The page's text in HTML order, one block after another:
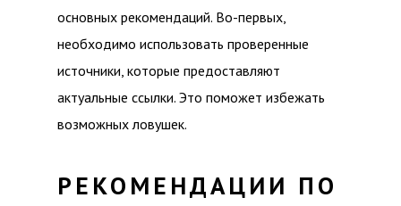
основных рекомендаций. Во-первых,
необходимо использовать проверенные
источники, которые предоставляют
актуальные ссылки. Это поможет избежать
возможных ловушек.
РЕКОМЕНДАЦИИ ПО